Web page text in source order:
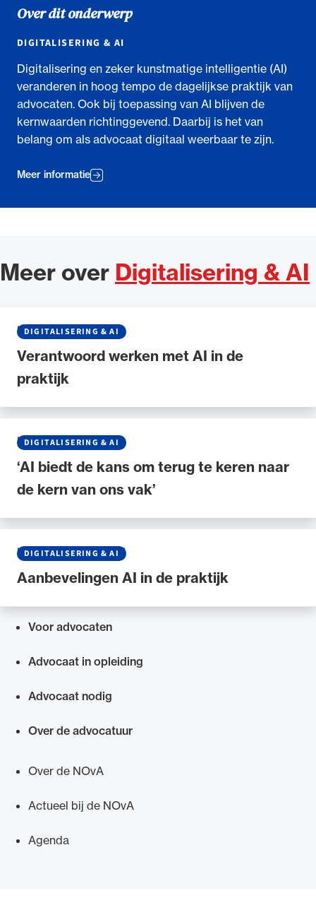
Over dit onderwerp
DIGITALISERING & AI
Digitalisering en zeker kunstmatige intelligentie (AI)
veranderen in hoog tempo de dagelijkse praktijk van
advocaten. Ook bij toepassing van AI blijven de
kernwaarden richtinggevend. Daarbij is het van
belang om als advocaat digitaal weerbaar te zijn.
Meer informatie
Meer over Digitalisering & AI
Verantwoord werken met AI in de
praktijk
DIGITALISERING & AI
NIEUWS• 21 MEI 2026
‘AI biedt de kans om terug te keren naar
de kern van ons vak’
DIGITALISERING & AI
NIEUWS• 30 APRIL 2026
Aanbevelingen AI in de praktijk
DIGITALISERING & AI
NIEUWS• 17 MAART 2026
Voor advocaten
Advocaat in opleiding
Advocaat nodig
Over de advocatuur
Over de NOvA
Actueel bij de NOvA
Agenda